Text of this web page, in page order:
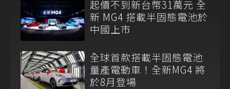
起價不到新台幣31萬元 全
新 MG4 搭載半固態電池於
中國上市
全球首款搭載半固態電池
量產電動車！全新MG4 將
於8月登場